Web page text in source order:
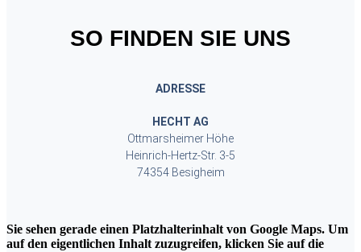
SO FINDEN SIE UNS
ADRESSE
HECHT AG
Ottmarsheimer Höhe
Heinrich-Hertz-Str. 3-5
74354 Besigheim
Sie sehen gerade einen Platzhalterinhalt von Google Maps. Um
auf den eigentlichen Inhalt zuzugreifen, klicken Sie auf die